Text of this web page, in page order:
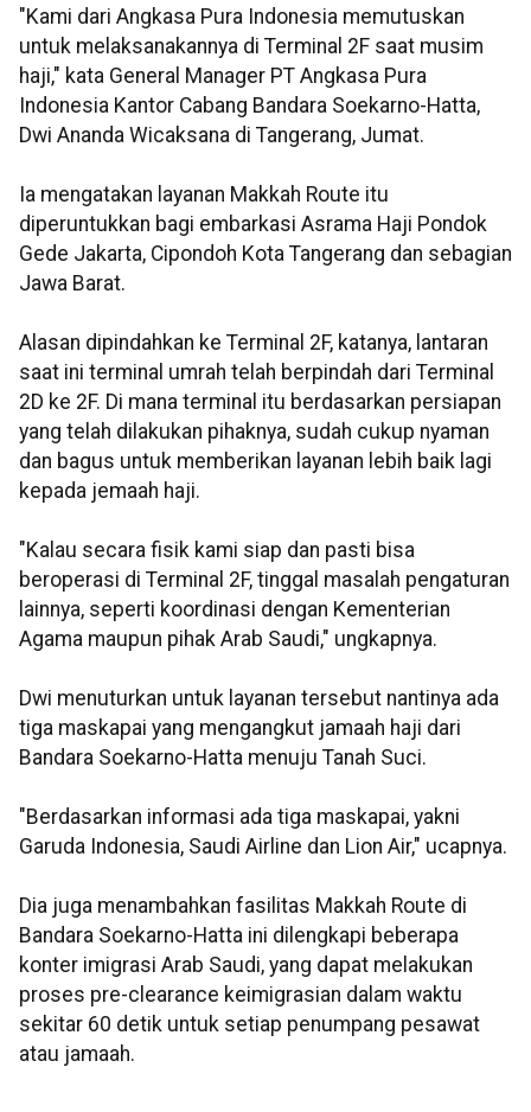
"Kami dari Angkasa Pura Indonesia memutuskan
untuk melaksanakannya di Terminal 2F saat musim
haji," kata General Manager PT Angkasa Pura
Indonesia Kantor Cabang Bandara Soekarno-Hatta,
Dwi Ananda Wicaksana di Tangerang, Jumat.
Ia mengatakan layanan Makkah Route itu
diperuntukkan bagi embarkasi Asrama Haji Pondok
Gede Jakarta, Cipondoh Kota Tangerang dan sebagian
Jawa Barat.
Alasan dipindahkan ke Terminal 2F, katanya, lantaran
saat ini terminal umrah telah berpindah dari Terminal
2D ke 2F. Di mana terminal itu berdasarkan persiapan
yang telah dilakukan pihaknya, sudah cukup nyaman
dan bagus untuk memberikan layanan lebih baik lagi
kepada jemaah haji.
"Kalau secara fisik kami siap dan pasti bisa
beroperasi di Terminal 2F, tinggal masalah pengaturan
lainnya, seperti koordinasi dengan Kementerian
Agama maupun pihak Arab Saudi," ungkapnya.
Dwi menuturkan untuk layanan tersebut nantinya ada
tiga maskapai yang mengangkut jamaah haji dari
Bandara Soekarno-Hatta menuju Tanah Suci.
"Berdasarkan informasi ada tiga maskapai, yakni
Garuda Indonesia, Saudi Airline dan Lion Air," ucapnya.
Dia juga menambahkan fasilitas Makkah Route di
Bandara Soekarno-Hatta ini dilengkapi beberapa
konter imigrasi Arab Saudi, yang dapat melakukan
proses pre-clearance keimigrasian dalam waktu
sekitar 60 detik untuk setiap penumpang pesawat
atau jamaah.